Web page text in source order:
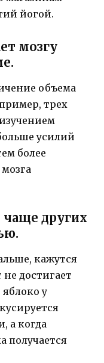
йогой.
мозгу
объема
трех
усилий
более
чаще других
кажутся
достигает
яблоко у
а когда
получается